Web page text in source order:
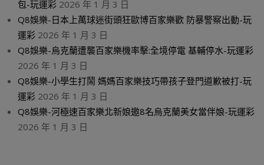
包-玩運彩 2026 年 1 月 3 日
Q8娛樂-日本上萬球迷街頭狂歐博百家樂歡 防暴警察出動-玩
運彩 2026 年 1 月 3 日
Q8娛樂-烏克蘭遭襲百家樂機率擊:全境停電 基輔停水-玩運彩
2026 年 1 月 3 日
Q8娛樂-小學生打鬧 媽媽百家樂技巧帶孩子登門道歉被打-玩
運彩 2026 年 1 月 3 日
Q8娛樂-河極速百家樂北新娘邀8名烏克蘭美女當伴娘-玩運彩
2026 年 1 月 3 日